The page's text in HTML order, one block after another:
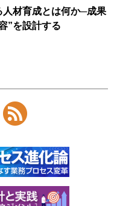
材育成とは何か─成果
”を設計する